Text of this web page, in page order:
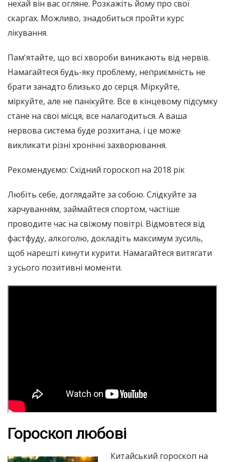
нехай він вас огляне. Розкажіть йому про свої
скаргах. Можливо, знадобиться пройти курс
лікування.
Пам'ятайте, що всі хвороби виникають від нервів.
Намагайтеся будь-яку проблему, неприємність не
брати занадто близько до серця. Міркуйте,
міркуйте, але не панікуйте. Все в кінцевому підсумку
стане на свої місця, все налагодиться. А ваша
нервова система буде розхитана, і це може
викликати різні хронічні захворювання.
Рекомендуємо: Східний гороскоп на 2018 рік
Любіть себе, доглядайте за собою. Слідкуйте за
харчуванням, займайтеся спортом, частіше
проводите час на свіжому повітрі. Відмовтеся від
фастфуду, алкоголю, докладіть максимум зусиль,
щоб нарешті кинути курити. Намагайтеся витягати
з усього позитивні моменти.
Гороскоп любові
Китайський гороскоп на